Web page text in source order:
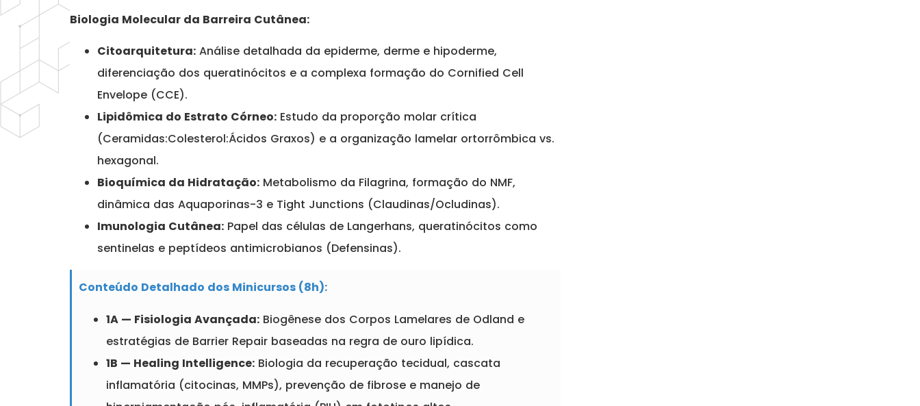
Biologia Molecular da Barreira Cutânea:
Citoarquitetura: Análise detalhada da epiderme, derme e hipoderme,
diferenciação dos queratinócitos e a complexa formação do Cornified Cell
Envelope (CCE).
Lipidômica do Estrato Córneo: Estudo da proporção molar crítica
(Ceramidas:Colesterol:Ácidos Graxos) e a organização lamelar ortorrômbica vs.
hexagonal.
Bioquímica da Hidratação: Metabolismo da Filagrina, formação do NMF,
dinâmica das Aquaporinas-3 e Tight Junctions (Claudinas/Ocludinas).
Imunologia Cutânea: Papel das células de Langerhans, queratinócitos como
sentinelas e peptídeos antimicrobianos (Defensinas).
Conteúdo Detalhado dos Minicursos (8h):
1A — Fisiologia Avançada: Biogênese dos Corpos Lamelares de Odland e
estratégias de Barrier Repair baseadas na regra de ouro lipídica.
1B — Healing Intelligence: Biologia da recuperação tecidual, cascata
inflamatória (citocinas, MMPs), prevenção de fibrose e manejo de